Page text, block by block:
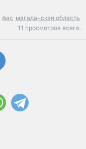
фас магаданская область
11 просмотров всего.